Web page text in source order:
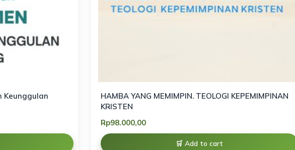
Keunggulan
HAMBA YANG MEMIMPIN. TEOLOGI KEPEMIMPINAN
KRISTEN
Rp98.000,00
Add to cart